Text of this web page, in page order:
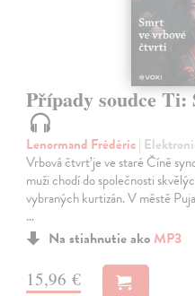
Případy soudce
Lenormand Frédéric|
Vrbová čtvrť je ve staré Číně
muži chodí do společnosti
vybraných kurtizán. V městě
…
Na stiahnutie ako MP3
15,96 €